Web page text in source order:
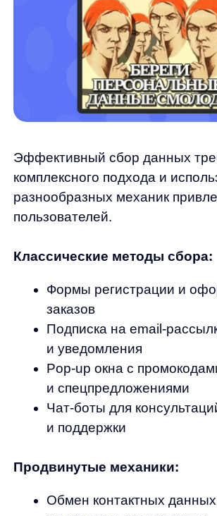
гайды, чек-листы
Уведомления о поступлении
или снижении цены
Lead Ads в социальных сетях для
быстрого сбора контактов
Wi-Fi авторизация в офлайн-
продаж
реальную ценность в обмен на его
Это может быть скидка, эксклюзивный
контент, персональные
приоритетное обслуживание. Важно
обеспечить безопасность процесса
переданы третьим лицам.
Категорически не рекомендуется
готовые базы контактов — это не
нарушает закон, но и приводит к
Инструменты сбора и анализа
данных о посетителях